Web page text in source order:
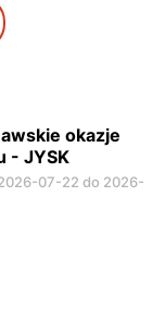
okazje
- JYSK
07-22 do 2026-